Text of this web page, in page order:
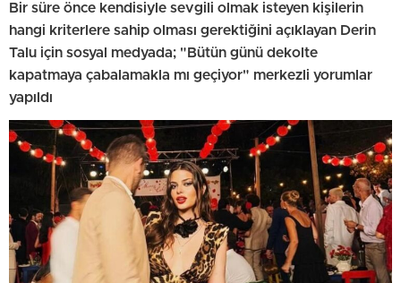
Bir süre önce kendisiyle sevgili olmak isteyen kişilerin
hangi kriterlere sahip olması gerektiğini açıklayan Derin
Talu için sosyal medyada; "Bütün günü dekolte
kapatmaya çabalamakla mı geçiyor" merkezli yorumlar
yapıldı